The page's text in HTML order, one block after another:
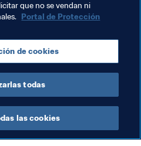
Canada
México
USA
que no se vendan ni
Portal de Protección
de cookies
todas
las cookies